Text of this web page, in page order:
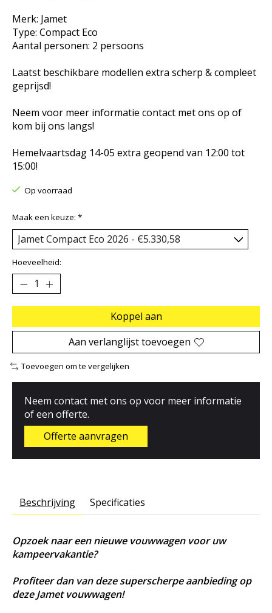
Merk: Jamet
Type: Compact Eco
Aantal personen: 2 persoons
Laatst beschikbare modellen extra scherp & compleet
geprijsd!
Neem voor meer informatie contact met ons op of
kom bij ons langs!
Hemelvaartsdag 14-05 extra geopend van 12:00 tot
15:00!
Op voorraad
Maak een keuze: *
Hoeveelheid:
Koppel aan
Aan verlanglijst toevoegen
Toevoegen om te vergelijken
Neem contact met ons op voor meer informatie
of een offerte.
Offerte aanvragen
Beschrijving Specificaties
Opzoek naar een nieuwe vouwwagen voor uw
kampeervakantie?
Profiteer dan van deze superscherpe aanbieding op
deze Jamet vouwwagen!